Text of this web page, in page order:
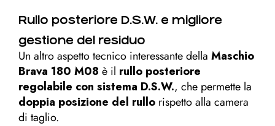
Rullo posteriore D.S.W. e migliore
gestione del residuo
Un altro aspetto tecnico interessante della Maschio
Brava 180 M08 è il rullo posteriore
regolabile con sistema D.S.W., che permette la
doppia posizione del rullo rispetto alla camera
di taglio.